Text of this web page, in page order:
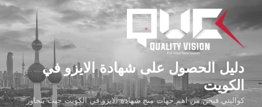
المحتوى
دليل الحصول على شهادة الايزو في
الكويت
كواليتي فيجن من اهم جهات منح شهادة الايزو في الكويت حيث يتجاوز